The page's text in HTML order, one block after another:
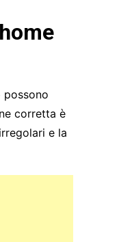
corretta è
e la